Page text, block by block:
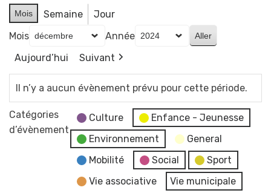
Mois Semaine
Jour
Mois
Année
Aujourd’hui
Suivant
Il n’y a aucun évènement prévu pour cette période.
Catégories
d’évènement
Culture
Enfance - Jeunesse
Environnement
General
Mobilité
Social
Sport
Vie associative
Vie municipale